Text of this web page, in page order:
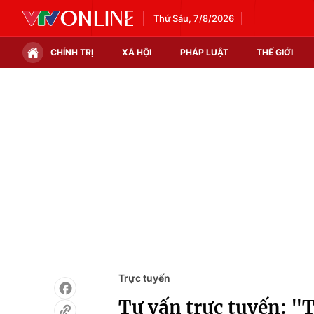
Thứ Sáu, 7/8/2026
CHÍNH TRỊ XÃ HỘI PHÁP LUẬT THẾ GIỚI
Trực tuyến
Tư vấn trực tuyến: